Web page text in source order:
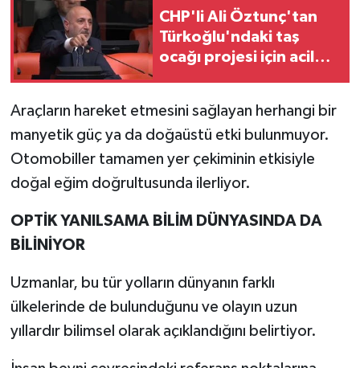
CHP'li Ali Öztunç'tan
Türkoğlu'ndaki taş
ocağı projesi için acil
Araçların hareket etmesini sağlayan herhangi bir
manyetik güç ya da doğaüstü etki bulunmuyor.
Otomobiller tamamen yer çekiminin etkisiyle
doğal eğim doğrultusunda ilerliyor.
OPTİK YANILSAMA BİLİM DÜNYASINDA DA
BİLİNİYOR
Uzmanlar, bu tür yolların dünyanın farklı
ülkelerinde de bulunduğunu ve olayın uzun
yıllardır bilimsel olarak açıklandığını belirtiyor.